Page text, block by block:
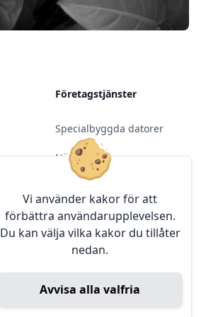
Vi använder kakor för att
förbättra användarupplevelsen.
Du kan välja vilka kakor du tillåter
nedan.
Avvisa alla valfria
Företagstjänster
Specialbyggda datorer
Nätverk
Programvara
Server & Backup
Konferens & Public Display